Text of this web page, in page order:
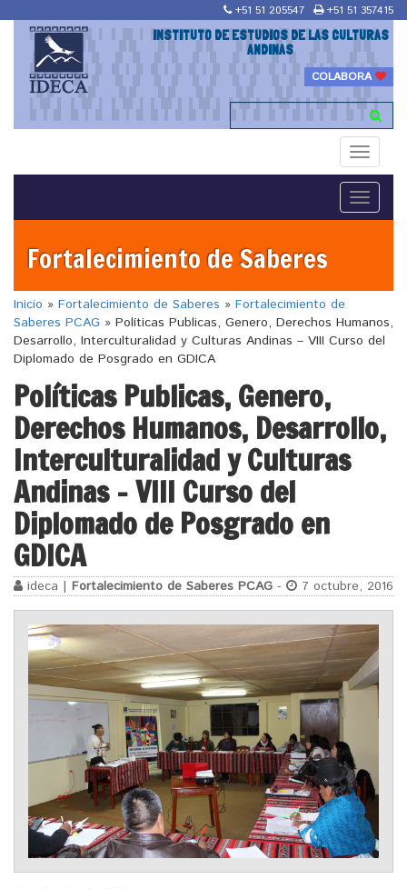
+51 51 205547 +51 51 357415
INSTITUTO DE ESTUDIOS DE LAS CULTURAS
ANDINAS
COLABORA
Toggle
Toggle
Fortalecimiento de Saberes
Inicio » Fortalecimiento de Saberes » Fortalecimiento de
Saberes PCAG » Políticas Publicas, Genero, Derechos Humanos,
Desarrollo, Interculturalidad y Culturas Andinas – VIII Curso del
Diplomado de Posgrado en GDICA
Políticas Publicas, Genero,
Derechos Humanos, Desarrollo,
Interculturalidad y Culturas
Andinas – VIII Curso del
Diplomado de Posgrado en
GDICA
ideca | Fortalecimiento de Saberes PCAG - 7 octubre, 2016